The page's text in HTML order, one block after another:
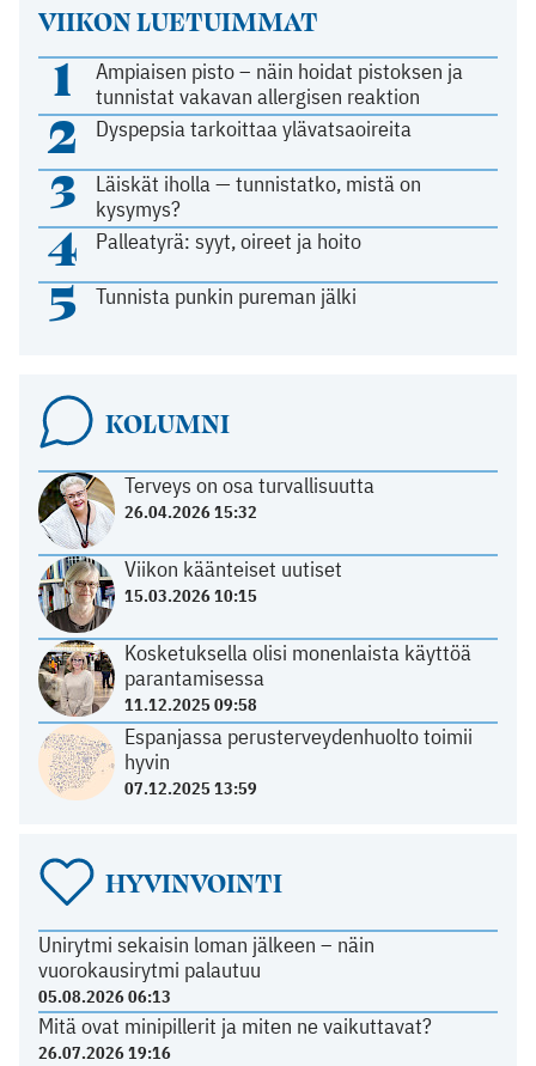
VIIKON LUETUIMMAT
1
Ampiaisen pisto – näin hoidat pistoksen ja
tunnistat vakavan allergisen reaktion
2 Dyspepsia tarkoittaa ylävatsaoireita
3
Läiskät iholla — tunnistatko, mistä on
kysymys?
4 Palleatyrä: syyt, oireet ja hoito
5 Tunnista punkin pureman jälki
KOLUMNI
Terveys on osa turvallisuutta
26.04.2026 15:32
Viikon käänteiset uutiset
15.03.2026 10:15
Kosketuksella olisi monenlaista käyttöä
parantamisessa
11.12.2025 09:58
Espanjassa perusterveydenhuolto toimii
hyvin
07.12.2025 13:59
HYVINVOINTI
Unirytmi sekaisin loman jälkeen – näin
vuorokausirytmi palautuu
05.08.2026 06:13
Mitä ovat minipillerit ja miten ne vaikuttavat?
26.07.2026 19:16